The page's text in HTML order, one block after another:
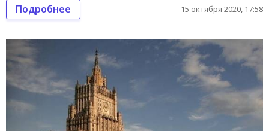
Подробнее 15 октября 2020, 17:58